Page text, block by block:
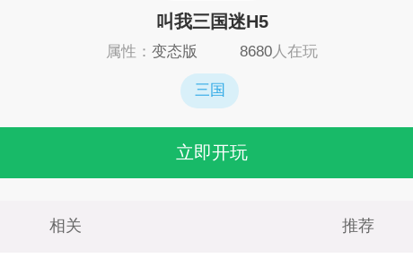
叫我三国迷H5
属性： 变态版 8680 人在玩
三国
立即开玩
相关 推荐